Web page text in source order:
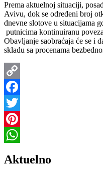
Prema aktuelnoj situaciji,
Avivu, dok se određeni broj
dnevne slotove u situacijama
putnicima kontinuiranu
Obavljanje saobraćaja će se i
skladu sa procenama
Copy
Link
Facebook
Twitter
Pinterest
Aktuelno